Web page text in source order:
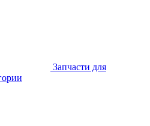
Запчасти для